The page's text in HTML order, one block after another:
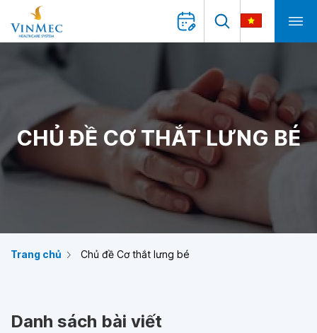
CHỦ ĐỀ CƠ THẮT LƯNG BÉ
Trang chủ Chủ đề Cơ thắt lưng bé
Danh sách bài viết